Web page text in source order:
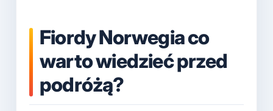
Fiordy Norwegia co
warto wiedzieć przed
podróżą?